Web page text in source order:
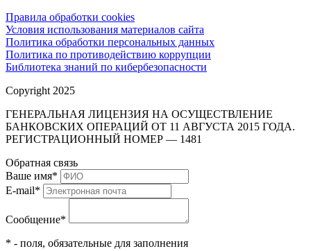
Правила обработки cookies
Условия использования материалов сайта
Политика обработки персональных данных
Политика по противодействию коррупции
Библиотека знаний по кибербезопасности
Copyright 2025
ГЕНЕРАЛЬНАЯ ЛИЦЕНЗИЯ НА ОСУЩЕСТВЛЕНИЕ
БАНКОВСКИХ ОПЕРАЦИЙ ОТ 11 АВГУСТА 2015 ГОДА.
РЕГИСТРАЦИОННЫЙ НОМЕР — 1481
Обратная связь
Ваше имя*
E-mail*
Сообщение*
* - поля, обязательные для заполнения